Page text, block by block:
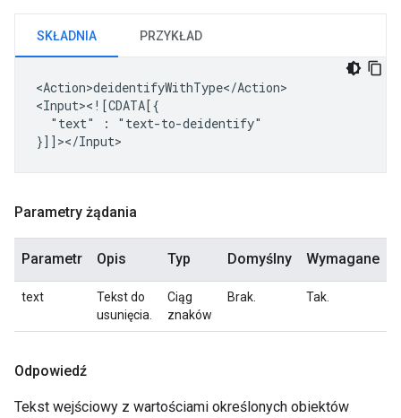
SKŁADNIA PRZYKŁAD
<Action>deidentifyWithType</Action>
"text"
:
"text-to-deidentify"
Parametry żądania
Parametr Opis Typ Domyślny Wymagane
text
Tekst do
usunięcia.
Ciąg
znaków
Brak. Tak.
Odpowiedź
Tekst wejściowy z wartościami określonych obiektów